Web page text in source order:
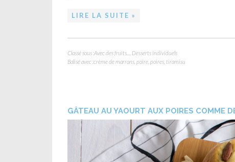
LIRE LA SUITE »
Classé sous :Avec des fruits...
Desserts individuels
Balisé avec :crème de marrons poire poires tiramisu
GÂTEAU AU YAOURT AUX POIRES COMME